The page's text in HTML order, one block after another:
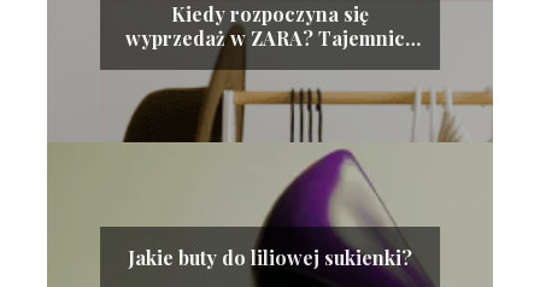
Kiedy rozpoczyna się
wyprzedaż w ZARA? Tajemnice
rabatów w hiszpańskiej
sieciówce!
Jakie buty do liliowej sukienki?